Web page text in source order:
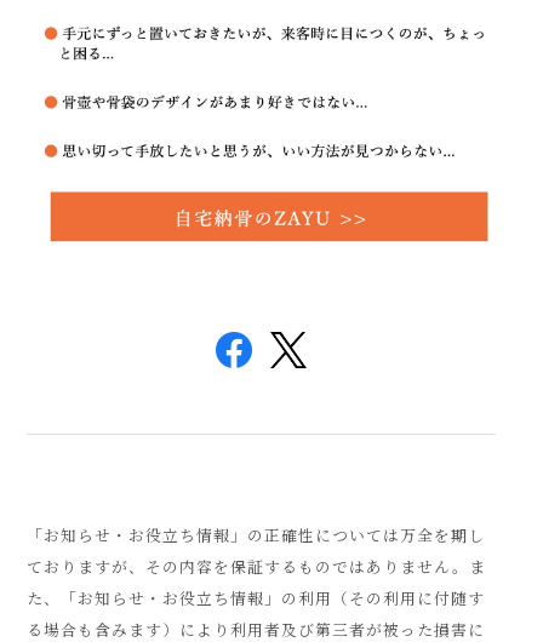
「お知らせ・お役立ち情報」の正確性については万全を期し
ておりますが、その内容を保証するものではありません。ま
た、「お知らせ・お役立ち情報」の利用（その利用に付随す
る場合も含みます）により利用者及び第三者が被った損害に